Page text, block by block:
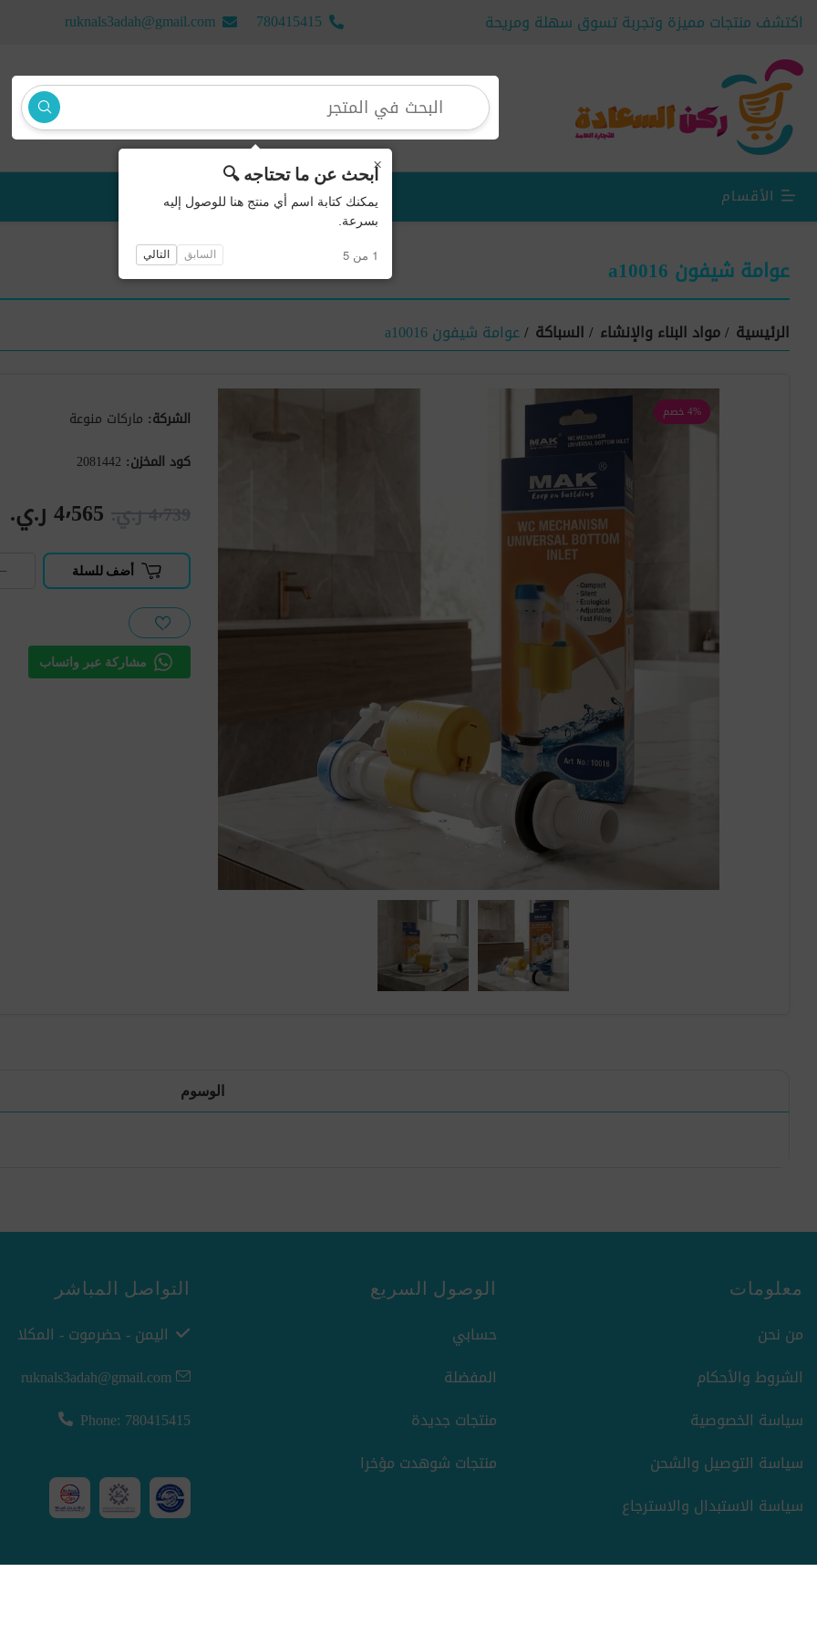
اكتشف منتجات مميزة وتجربة تسوق سهلة ومريحة 780415415
ruknals3adah@gmail.com
الأقسام منتجات جديدة
عوامة شيفون a10016
الرئيسية /مواد البناء والإنشاء /السباكة /عوامة شيفون a10016
4% خصم الشركة: ماركات منوعة
كود المخزن: 2081442
4٬565 ر.ي.‏
أضف للسلة
مشاركة عبر واتساب
الوسوم
معلومات
من نحن
الشروط والأحكام
سياسة الخصوصية
سياسة التوصيل والشحن
سياسة الاستبدال والاسترجاع
الوصول السريع
حسابي
المفضلة
منتجات جديدة
منتجات شوهدت مؤخرا
التواصل المباشر
اليمن - حضرموت - المكلا
ruknals3adah@gmail.com
Phone: 780415415
×ابحث عن ما تحتاجه 🔍
يمكنك كتابة اسم أي منتج هنا للوصول إليه
بسرعة.
1 من 5 السابق التالي